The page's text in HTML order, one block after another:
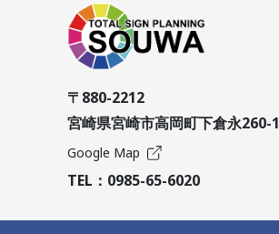
〒880-2212
宮崎県宮崎市高岡町下倉永260-1
Google Map
TEL： 0985-65-6020